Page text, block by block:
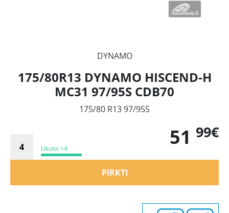
DYNAMO
175/80R13 DYNAMO HISCEND-H
MC31 97/95S CDB70
175/80 R13 97/95S
Likutis >4 51 99€
PIRKTI